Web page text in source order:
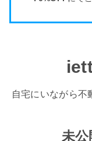
自宅にいながら不
未公